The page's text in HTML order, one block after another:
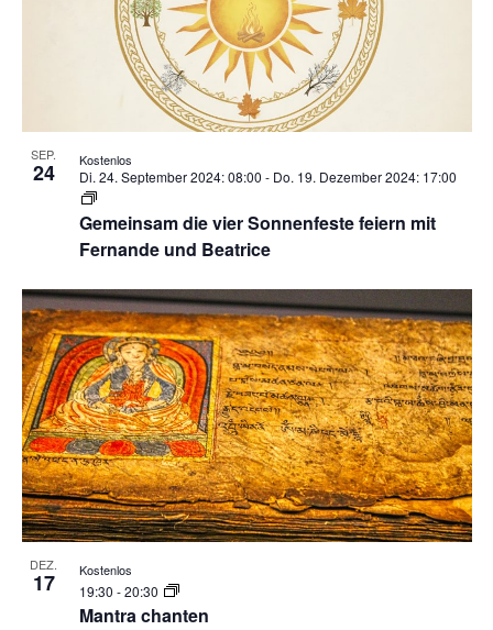
SEP.
24
Gemeinsam die vier Sonnenfeste feiern mit
Fernande und Beatrice
Di. 24. September 2024: 08:00 - Do. 19. Dezember 2024: 17:00
Kostenlos
DEZ.
17
Mantra chanten
19:30 -20:30
Kostenlos